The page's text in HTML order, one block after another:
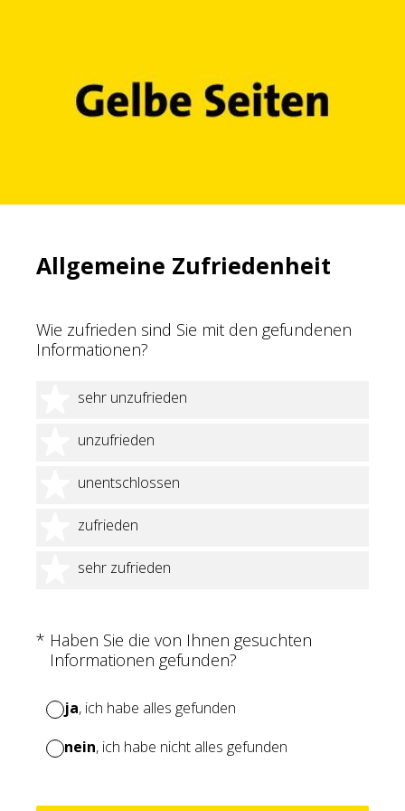
Allgemeine Zufriedenheit
Wie zufrieden sind Sie mit den gefundenen
Informationen?
sehr unzufrieden
1 Stern
unzufrieden
2 Sterne
unentschlossen
3 Sterne
zufrieden
4 Sterne
sehr zufrieden
5 Sterne
* Haben Sie die von Ihnen gesuchten
Informationen gefunden?
(Erforderlich.)
ja, ich habe alles gefunden
nein, ich habe nicht alles gefunden